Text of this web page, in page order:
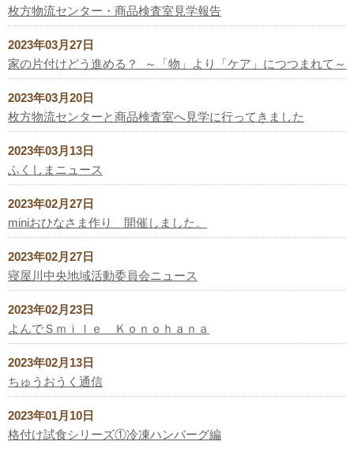
枚方物流センター・商品検査室見学報告
2023年03月27日
家の片付けどう進める？ ～「物」より「ケア」につつまれて～
2023年03月20日
枚方物流センターと商品検査室へ見学に行ってきました
2023年03月13日
ふくしまニュース
2023年02月27日
miniおひなさま作り 開催しました。
2023年02月27日
寝屋川中央地域活動委員会ニュース
2023年02月23日
よんでＳｍｉｌｅ Ｋｏｎｏｈａｎａ
2023年02月13日
ちゅうおうく通信
2023年01月10日
格付け試食シリーズ①冷凍ハンバーグ編